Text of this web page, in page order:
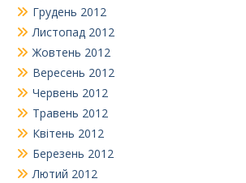
Грудень 2012
Листопад 2012
Жовтень 2012
Вересень 2012
Червень 2012
Травень 2012
Квітень 2012
Березень 2012
Лютий 2012